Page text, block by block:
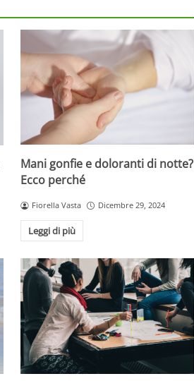
Mani gonfie e doloranti di notte?
Ecco perché
Fiorella Vasta Dicembre 29, 2024
Leggi di più